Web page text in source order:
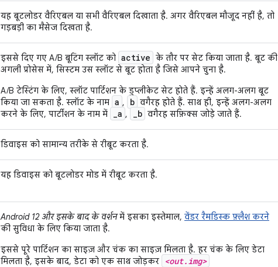
यह बूटलोडर वैरिएबल या सभी वैरिएबल दिखाता है. अगर वैरिएबल मौजूद नहीं है, तो
गड़बड़ी का मैसेज दिखता है.
इससे दिए गए A/B बूटिंग स्लॉट को active के तौर पर सेट किया जाता है. बूट की
अगली प्रोसेस में, सिस्टम उस स्लॉट से बूट होता है जिसे आपने चुना है.
A/B टेस्टिंग के लिए, स्लॉट पार्टिशन के डुप्लीकेट सेट होते हैं. इन्हें अलग-अलग बूट
किया जा सकता है. स्लॉट के नाम a , b वगैरह होते हैं. साथ ही, इन्हें अलग-अलग
करने के लिए, पार्टीशन के नाम में _a , _b वगैरह सफ़िक्स जोड़े जाते हैं.
डिवाइस को सामान्य तरीके से रीबूट करता है.
यह डिवाइस को बूटलोडर मोड में रीबूट करता है.
Android 12 और इसके बाद के वर्शनमें इसका इस्तेमाल, वेंडर रैमडिस्क फ़्लैश करने
की सुविधा के लिए किया जाता है.
इससे पूरे पार्टिशन का साइज़ और चंक का साइज़ मिलता है. हर चंक के लिए डेटा
मिलता है, इसके बाद, डेटा को एक साथ जोड़कर
<out.img>